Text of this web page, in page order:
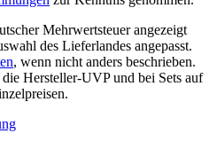
Mehrwertsteuer angezeigt
des Lieferlandes angepasst.
, wenn nicht anders beschrieben.
Hersteller-UVP und bei Sets auf